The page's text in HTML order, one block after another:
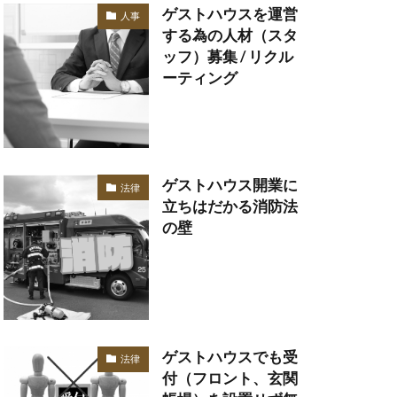
人事
ゲストハウスを運営
する為の人材（スタ
ッフ）募集 / リクル
ーティング
法律
ゲストハウス開業に
立ちはだかる消防法
の壁
法律
ゲストハウスでも受
付（フロント、玄関